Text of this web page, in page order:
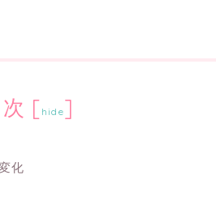
[ hide]
化